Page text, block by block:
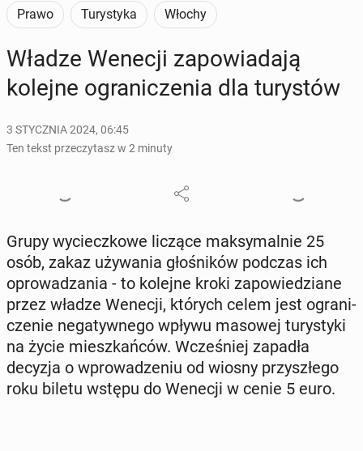
Prawo Turystyka Włochy
Władze Wenecji za­po­wia­da­ją
kolejne ogra­ni­cze­nia dla tu­ry­stów
3 STYCZNIA 2024, 06:45
Ten tekst przeczytasz w 2 minuty
Grupy wy­ciecz­ko­we liczące mak­sy­mal­nie 25
osób, zakaz uży­wa­nia gło­śni­ków podczas ich
opro­wa­dza­nia - to kolejne kroki za­po­wie­dzia­ne
przez władze Wenecji, których celem jest ogra­ni­
cze­nie ne­ga­tyw­ne­go wpływu masowej tu­ry­sty­ki
na życie miesz­kań­ców. Wcze­śniej zapadła
decyzja o wpro­wa­dze­niu od wiosny przy­szłe­go
roku biletu wstępu do Wenecji w cenie 5 euro.